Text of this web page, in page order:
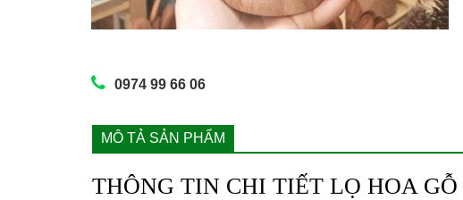
0974 99 66 06
MÔ TẢ SẢN PHẨM
THÔNG TIN CHI TIẾT LỌ HOA GỖ